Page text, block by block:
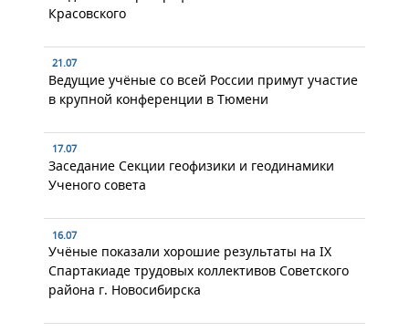
Красовского
21.07
Ведущие учёные со всей России примут участие
в крупной конференции в Тюмени
17.07
Заседание Секции геофизики и геодинамики
Ученого совета
16.07
Учёные показали хорошие результаты на IX
Спартакиаде трудовых коллективов Советского
района г. Новосибирска